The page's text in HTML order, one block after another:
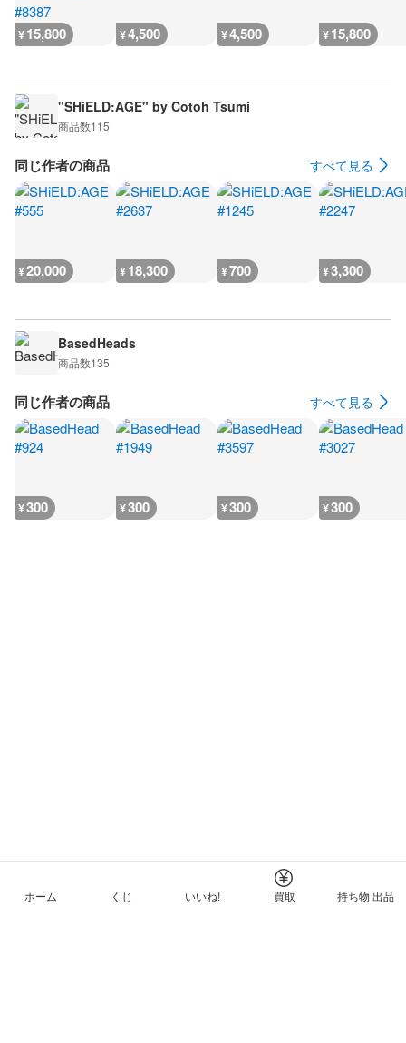
¥15,800 ¥4,500 ¥4,500 ¥15,800
"SHiELD:AGE" by Cotoh Tsumi
商品数115
同じ作者の商品 すべて見る
¥20,000 ¥18,300 ¥700 ¥3,300
BasedHeads
商品数135
同じ作者の商品 すべて見る
¥300 ¥300 ¥300 ¥300
ホーム くじ いいね! 買取 持ち物 出品